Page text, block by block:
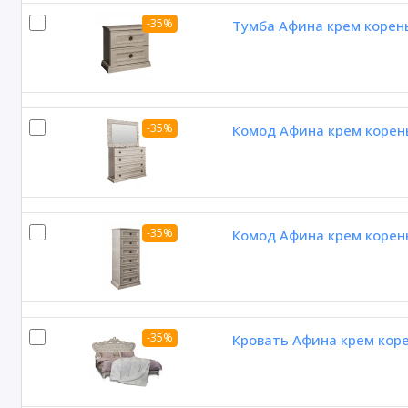
-35% Тумба Афина крем
-35% Комод Афина крем
-35% Комод Афина крем
-35% Кровать Афина крем